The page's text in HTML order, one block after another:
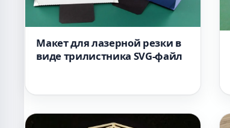
Макет для лазерной резки в
виде трилистника SVG-файл